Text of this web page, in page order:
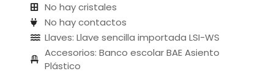
No hay cristales
No hay contactos
Llaves: Llave sencilla importada LSI-WS
Accesorios: Banco escolar BAE Asiento
Plástico